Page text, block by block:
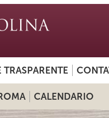
CALENDARIO